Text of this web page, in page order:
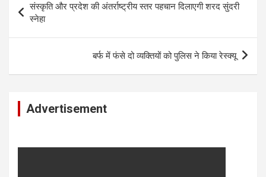
navigation
संस्कृति और प्रदेश की अंतर्राष्ट्रीय स्तर पहचान दिलाएगी शरद सुंदरी
स्नेहा
बर्फ में फंसे दो व्यक्तियों को पुलिस ने किया रेस्क्यू
Advertisement